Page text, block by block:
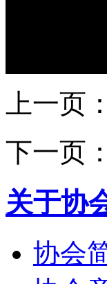
上一页：
下一页：
关于协
协会